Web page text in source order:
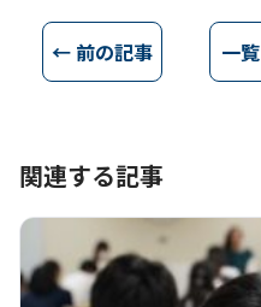
← 前の記事 一
関連する記事